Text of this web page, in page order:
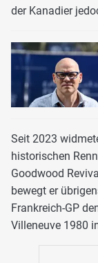
der Kanadier
Seit 2023
historischen
Goodwood
bewegt er
Frankreich-GP
Villeneuve 1980